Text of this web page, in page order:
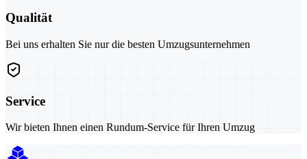
Qualität
Bei uns erhalten Sie nur die besten Umzugsunternehmen
Service
Wir bieten Ihnen einen Rundum-Service für Ihren Umzug